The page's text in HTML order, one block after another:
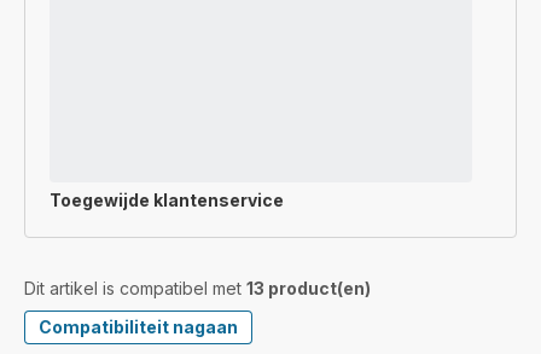
Toegewijde klantenservice
Dit artikel is compatibel met 13 product(en)
Compatibiliteit nagaan